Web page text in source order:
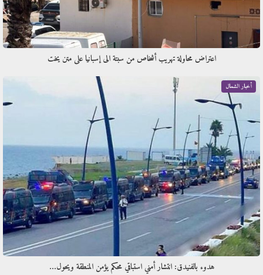
اعتراض محاولة تهريب أشخاص من سبتة الى إسبانيا على متن يخت
أخبار الشمال
هدوء بالفنيدق: انتشار أمني استباقي محكم يؤمن المنطقة ويحول…